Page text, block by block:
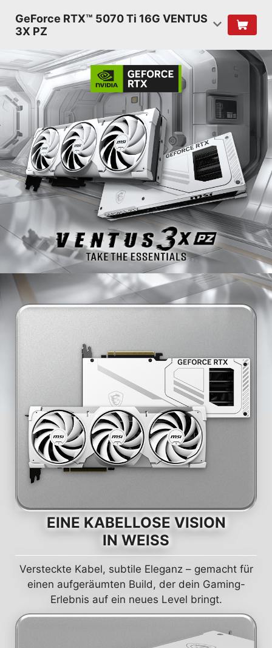
GeForce RTX™ 5070 Ti 16G VENTUS
3X PZ
EINE KABELLOSE VISION
IN WEISS
Versteckte Kabel, subtile Eleganz – gemacht für
einen aufgeräumten Build, der dein Gaming-
Erlebnis auf ein neues Level bringt.